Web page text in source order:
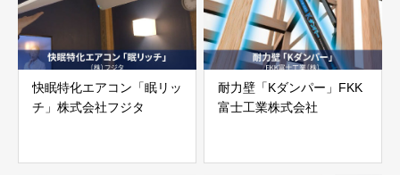
快眠特化エアコン「眠リッ
チ」株式会社フジタ
耐力壁「Kダンパー」FKK
富士工業株式会社